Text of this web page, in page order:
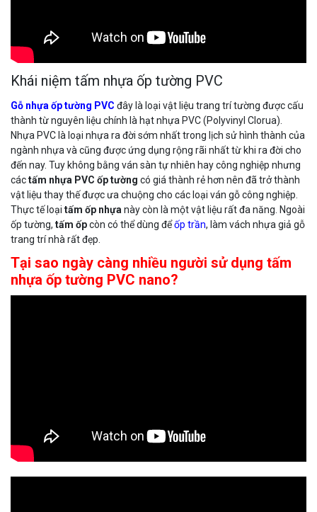
Khái niệm tấm nhựa ốp tường PVC
Gỗ nhựa ốp tường PVC đây là loại vật liệu trang trí tường được cấu
thành từ nguyên liệu chính là hạt nhựa PVC (Polyvinyl Clorua).
Nhựa PVC là loại nhựa ra đời sớm nhất trong lịch sử hình thành của
ngành nhựa và cũng được ứng dụng rộng rãi nhất từ khi ra đời cho
đến nay. Tuy không bằng ván sàn tự nhiên hay công nghiệp nhưng
cáctấm nhựa PVC ốp tường có giá thành rẻ hơn nên đã trở thành
vật liệu thay thế được ưa chuộng cho các loại ván gỗ công nghiệp.
Thực tế loại tấm ốp nhựa này còn là một vật liệu rất đa năng. Ngoài
ốp tường, tấm ốpcòn có thể dùng đểốp trần, làm vách nhựa giả gỗ
trang trí nhà rất đẹp.
Tại sao ngày càng nhiều người sử dụng tấm
nhựa ốp tường PVC nano?